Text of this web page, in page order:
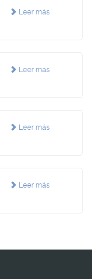
Leer más
Leer más
Leer más
Leer más